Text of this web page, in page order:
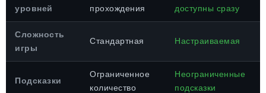
уровней
прохождения
доступны сразу
Сложность
игры
Стандартная Настраиваемая
Подсказки
Ограниченное
количество
Неограниченные
подсказки